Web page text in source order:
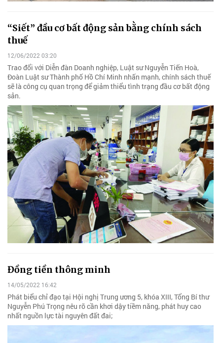
“Siết” đầu cơ bất động sản bằng chính sách
thuế
12/06/2022 03:20
Trao đổi với Diễn đàn Doanh nghiệp, Luật sư Nguyễn Tiến Hoà,
Đoàn Luật sư Thành phố Hồ Chí Minh nhấn mạnh, chính sách thuế
sẽ là công cụ quan trọng để giảm thiểu tình trạng đầu cơ bất động
sản.
Đồng tiền thông minh
14/05/2022 16:42
Phát biểu chỉ đạo tại Hội nghị Trung ương 5, khóa XIII, Tổng Bí thư
Nguyễn Phú Trọng nêu rõ cần khơi dậy tiềm năng, phát huy cao
nhất nguồn lực tài nguyên đất đai;